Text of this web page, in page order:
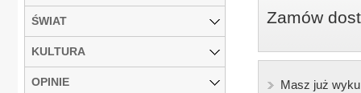
Zamów
Masz już
ŚWIAT
KULTURA
OPINIE